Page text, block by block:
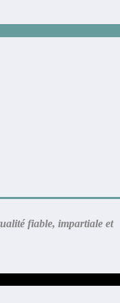
fiable, impartiale et